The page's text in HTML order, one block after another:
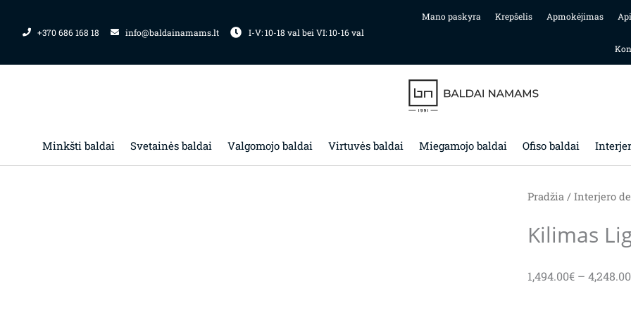
+370 686 168 18 info@baldainamams.lt I-V: 10-18 val bei VI: 10-16 val
Mano paskyra Krepšelis Apmokėjimas
Minkšti baldai Svetainės baldai Valgomojo baldai Virtuvės baldai Miegamojo baldai Ofiso baldai
Pradžia/ Interjero
Kilimas
1,494.00€ – 4,248.00